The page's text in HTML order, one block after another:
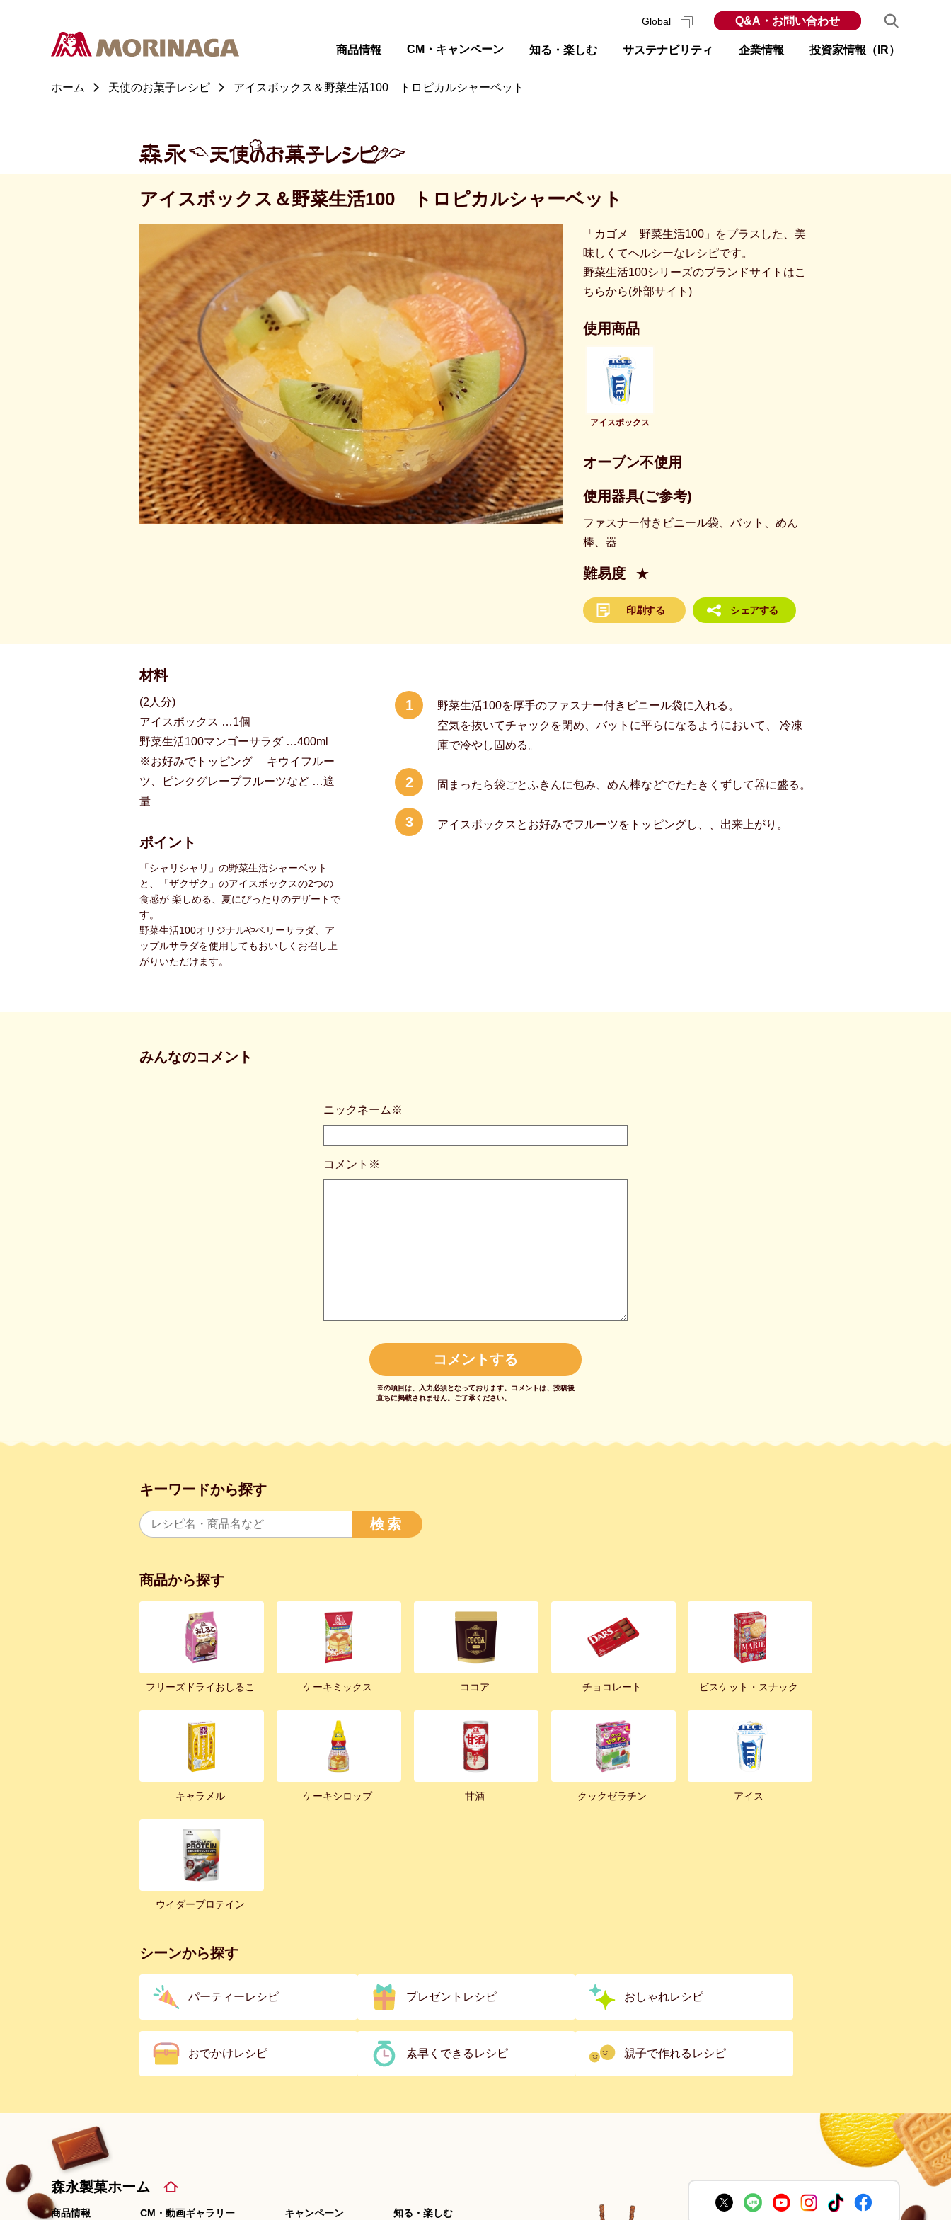
商品情報 CM・キャンペーン 知る・楽しむ サステナビリティ 企業情報 投資家情報（IR）
Global Q&A・お問い合わせ
ホーム 天使のお菓子レシピ アイスボックス＆野菜生活100 トロピカルシャーベット
アイスボックス＆野菜生活100 トロピカルシャーベット
「カゴメ 野菜生活100」をプラスした、美
味しくてヘルシーなレシピです。
野菜生活100シリーズのブランドサイトはこ
ちらから(外部サイト)
使用商品
アイスボックス
オーブン不使用
使用器具(ご参考)
ファスナー付きビニール袋、バット、めん
棒、器
難易度 ★
印刷する シェアする
材料
(2人分)
アイスボックス …1個
野菜生活100マンゴーサラダ …400ml
※お好みでトッピング キウイフルー
ツ、ピンクグレープフルーツなど …適
量
ポイント
「シャリシャリ」の野菜生活シャーベット
と、「ザクザク」のアイスボックスの2つの
食感が 楽しめる、夏にぴったりのデザートで
す。
野菜生活100オリジナルやベリーサラダ、ア
ップルサラダを使用してもおいしくお召し上
がりいただけます。
1
野菜生活100を厚手のファスナー付きビニール袋に入れる。
空気を抜いてチャックを閉め、バットに平らになるようにおいて、 冷凍
庫で冷やし固める。
2 固まったら袋ごとふきんに包み、めん棒などでたたきくずして器に盛る。
3 アイスボックスとお好みでフルーツをトッピングし、、出来上がり。
みんなのコメント
ニックネーム※
コメント※
※の項目は、入力必須となっております。 コメントは、投稿後
直ちに掲載されません。 ご了承ください。
キーワードから探す
検索
商品から探す
フリーズドライおしるこ ケーキミックス ココア チョコレート ビスケット・スナック
キャラメル ケーキシロップ 甘酒 クックゼラチン アイス
ウイダープロテイン
シーンから探す
パーティーレシピ プレゼントレシピ おしゃれレシピ
おでかけレシピ 素早くできるレシピ 親子で作れるレシピ
森永製菓ホーム
商品情報 CM・動画ギャラリー キャンペーン 知る・楽しむ